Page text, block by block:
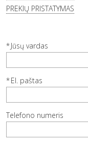
PREKIŲ PRISTATYMAS
Jūsų vardas
El. paštas
Telefono numeris